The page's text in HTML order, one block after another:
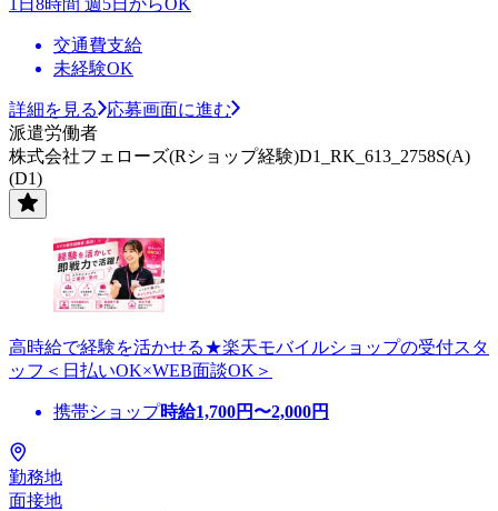
交通費支給
未経験OK
詳細を見る
応募画面に進む
派遣労働者
株式会社フェローズ(Rショップ経験)D1_RK_613_2758S(A)
(D1)
高時給で経験を活かせる★楽天モバイルショップの受付スタ
ッフ＜日払いOK×WEB面談OK＞
携帯ショップ時給1,700円〜2,000円
勤務地
面接地